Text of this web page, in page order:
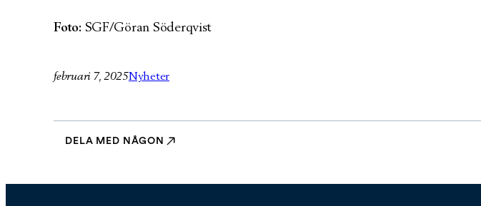
Foto: SGF/Göran Söderqvist
februari 7, 2025Nyheter
DELA MED NÅGON